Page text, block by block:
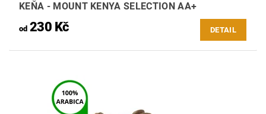
KEŇA - MOUNT KENYA SELECTION AA+
od230 Kč DETAIL